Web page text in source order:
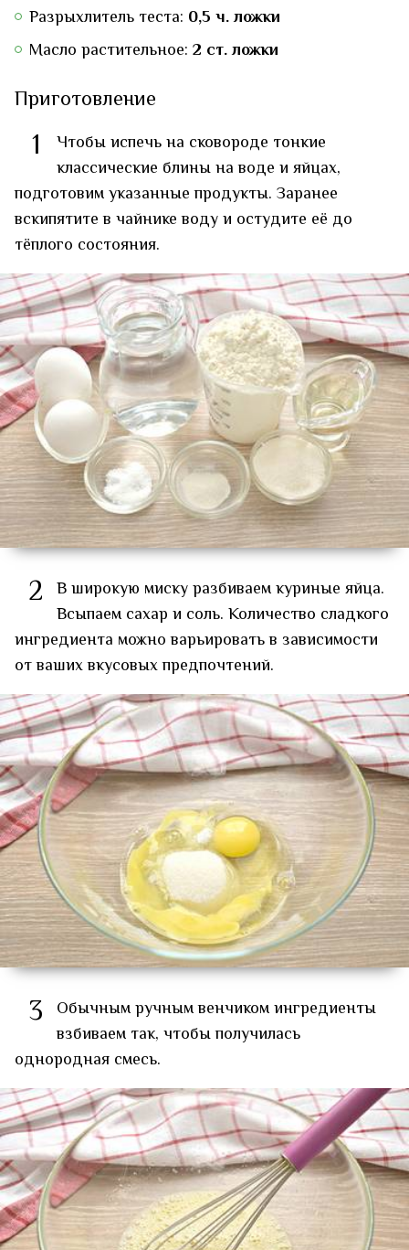
Разрыхлитель теста: 0,5 ч. ложки
Масло растительное: 2 ст. ложки
Приготовление
1
Чтобы испечь на сковороде тонкие
классические блины на воде и яйцах,
подготовим указанные продукты. Заранее
вскипятите в чайнике воду и остудите её до
тёплого состояния.
2 В широкую миску разбиваем куриные яйца.
Всыпаем сахар и соль. Количество сладкого
ингредиента можно варьировать в зависимости
от ваших вкусовых предпочтений.
3
Обычным ручным венчиком ингредиенты
взбиваем так, чтобы получилась
однородная смесь.